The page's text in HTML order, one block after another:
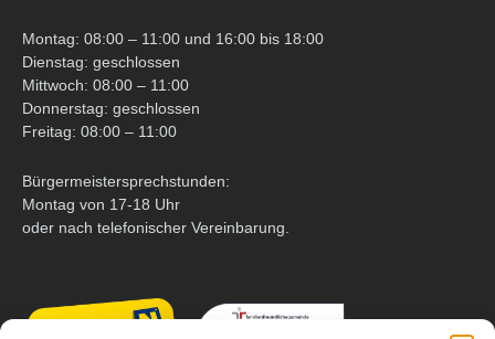
Montag: 08:00 – 11:00 und 16:00 bis 18:00
Dienstag: geschlossen
Mittwoch: 08:00 – 11:00
Donnerstag: geschlossen
Freitag: 08:00 – 11:00
Bürgermeistersprechstunden:
Montag von 17-18 Uhr
oder nach telefonischer Vereinbarung.